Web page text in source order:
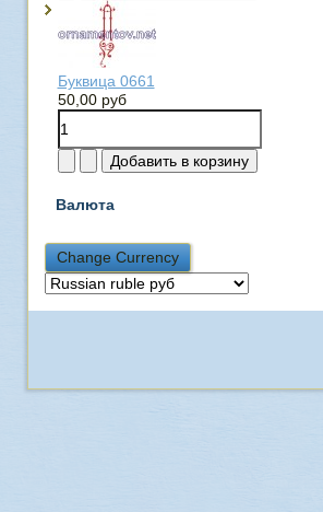
Буквица 0661
50,00 руб
Валюта